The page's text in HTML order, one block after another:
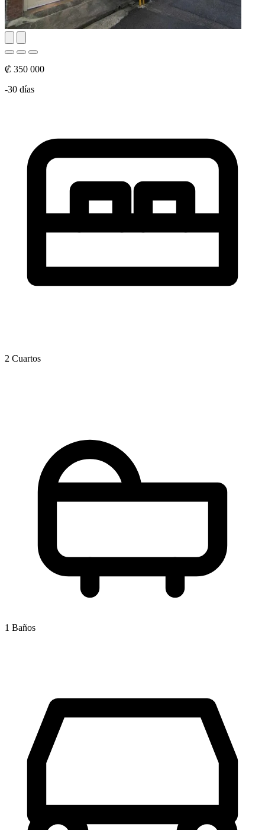
₡ 350 000
-30 días
2 Cuartos
1 Baños